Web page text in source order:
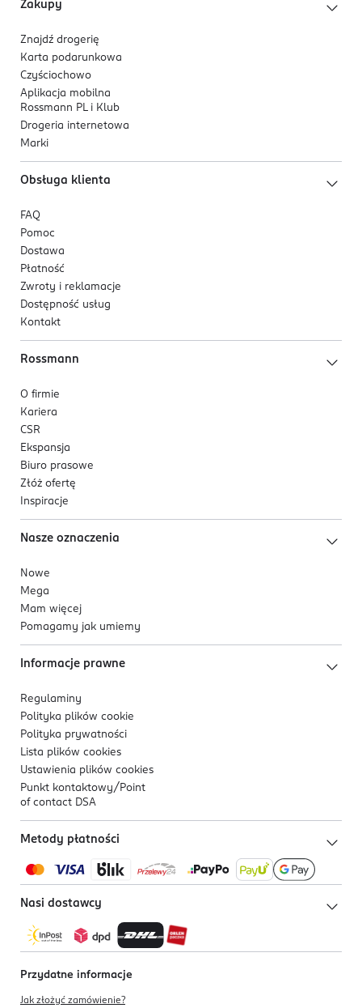
Zakupy
Znajdź drogerię
Karta podarunkowa
Czyściochowo
Aplikacja mobilna
Rossmann PL i Klub
Drogeria internetowa
Marki
Obsługa klienta
FAQ
Pomoc
Dostawa
Płatność
Zwroty i reklamacje
Dostępność usług
Kontakt
Rossmann
O firmie
Kariera
CSR
Ekspansja
Biuro prasowe
Złóż ofertę
Inspiracje
Nasze oznaczenia
Nowe
Mega
Mam więcej
Pomagamy jak umiemy
Informacje prawne
Regulaminy
Polityka plików cookie
Polityka prywatności
Lista plików cookies
Ustawienia plików cookies
Punkt kontaktowy/ Point
of contact DSA
Metody płatności
Nasi dostawcy
Przydatne informacje
Jak złożyć zamówienie?